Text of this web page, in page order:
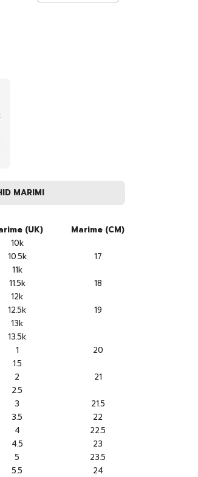
MARIMI
(UK)
Marime (CM)
10k
10.5k
17
11k
11.5k
18
12k
12.5k
19
13k
13.5k
1
20
1.5
2
21
2.5
3
21.5
3.5
22
4
22.5
4.5
23
5
23.5
5.5
24